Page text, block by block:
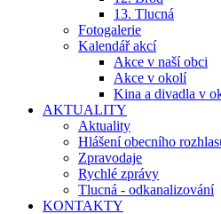
13. Tlucná
Fotogalerie
Kalendář akcí
Akce v naší obci
Akce v okolí
Kina a divadla v
AKTUALITY
Aktuality
Hlášení obecního
Zpravodaje
Rychlé zprávy
Tlucná - odkanalizování
KONTAKTY